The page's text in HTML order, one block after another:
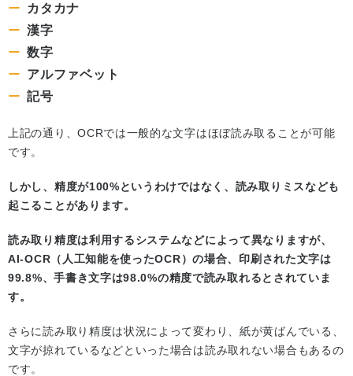
カタカナ
漢字
数字
アルファベット
記号
上記の通り、OCRでは一般的な文字はほぼ読み取ることが可能
です。
しかし、精度が100%というわけではなく、読み取りミスなども
起こることがあります。
読み取り精度は利用するシステムなどによって異なりますが、
AI-OCR（人工知能を使ったOCR）の場合、印刷された文字は
99.8%、手書き文字は98.0%の精度で読み取れるとされていま
す。
さらに読み取り精度は状況によって変わり、紙が黄ばんでいる、
文字が掠れているなどといった場合は読み取れない場合もあるの
です。